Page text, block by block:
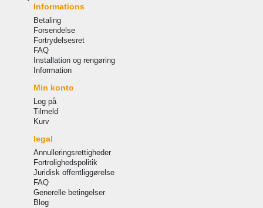
Informations
Betaling
Forsendelse
Fortrydelsesret
FAQ
Installation og rengøring
Information
Min konto
Log på
Tilmeld
Kurv
legal
Annulleringsrettigheder
Fortrolighedspolitik
Juridisk offentliggørelse
FAQ
Generelle betingelser
Blog